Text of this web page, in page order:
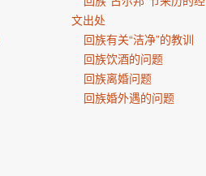
文出处
回族有关“洁净”的教训
回族饮酒的问题
回族离婚问题
回族婚外遇的问题